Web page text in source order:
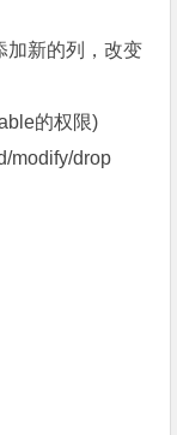
加新的列，改变
的权限)
modify/drop